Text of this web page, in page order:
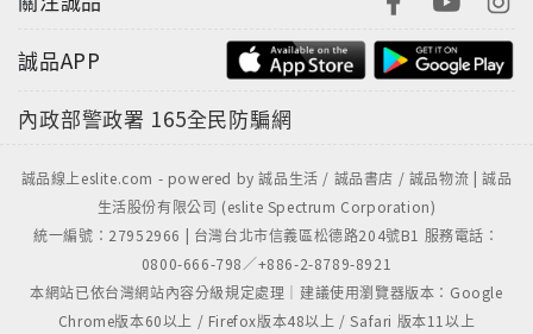
誠品APP
內政部警政署 165全民防騙網
誠品線上eslite.com - powered by 誠品生活 / 誠品書店 / 誠品物流 | 誠品
生活股份有限公司 (eslite Spectrum Corporation)
統一編號：27952966 | 台灣台北市信義區松德路204號B1 服務電話：
0800-666-798／+886-2-8789-8921
本網站已依台灣網站內容分級規定處理｜建議使用瀏覽器版本：Google
Chrome版本60以上 / Firefox版本48以上 / Safari 版本11以上